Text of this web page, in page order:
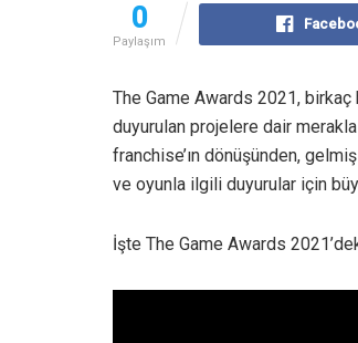
0
Paylaşım
The Game Awards 2021,
duyurulan projelere dair
franchise’ın dönüşünden,
ve oyunla ilgili duyurular için
İşte The Game Awards